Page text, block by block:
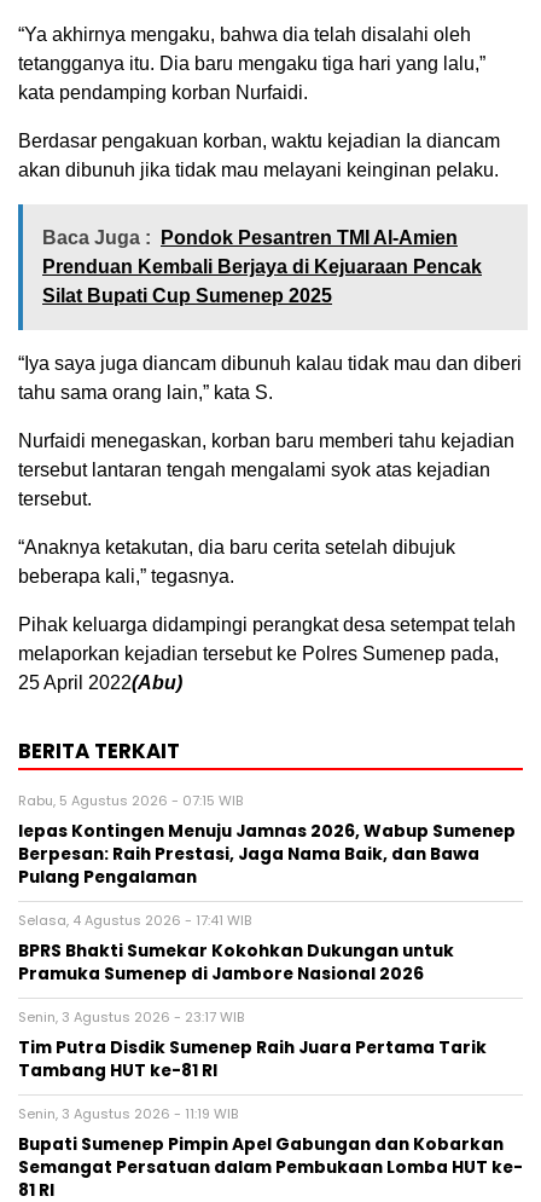
“Ya akhirnya mengaku, bahwa dia telah disalahi oleh
tetangganya itu. Dia baru mengaku tiga hari yang lalu,”
kata pendamping korban Nurfaidi.
Berdasar pengakuan korban, waktu kejadian Ia diancam
akan dibunuh jika tidak mau melayani keinginan pelaku.
Baca Juga :
Pondok Pesantren TMI Al-Amien
Prenduan Kembali Berjaya di Kejuaraan Pencak
Silat Bupati Cup Sumenep 2025
“Iya saya juga diancam dibunuh kalau tidak mau dan diberi
tahu sama orang lain,” kata S.
Nurfaidi menegaskan, korban baru memberi tahu kejadian
tersebut lantaran tengah mengalami syok atas kejadian
tersebut.
“Anaknya ketakutan, dia baru cerita setelah dibujuk
beberapa kali,” tegasnya.
Pihak keluarga didampingi perangkat desa setempat telah
melaporkan kejadian tersebut ke Polres Sumenep pada,
25 April 2022(Abu)
BERITA TERKAIT
Rabu, 5 Agustus 2026 - 07:15 WIB
lepas Kontingen Menuju Jamnas 2026, Wabup Sumenep
Berpesan: Raih Prestasi, Jaga Nama Baik, dan Bawa
Pulang Pengalaman
Selasa, 4 Agustus 2026 - 17:41 WIB
BPRS Bhakti Sumekar Kokohkan Dukungan untuk
Pramuka Sumenep di Jambore Nasional 2026
Senin, 3 Agustus 2026 - 23:17 WIB
Tim Putra Disdik Sumenep Raih Juara Pertama Tarik
Tambang HUT ke-81 RI
Senin, 3 Agustus 2026 - 11:19 WIB
Bupati Sumenep Pimpin Apel Gabungan dan Kobarkan
Semangat Persatuan dalam Pembukaan Lomba HUT ke-
81 RI